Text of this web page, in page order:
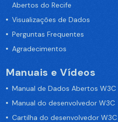
Abertos do Recife
Visualizações de Dados
Perguntas Frequentes
Agradecimentos
Manuais e Vídeos
Manual de Dados Abertos W3C
Manual do desenvolvedor W3C
Cartilha do desenvolvedor W3C